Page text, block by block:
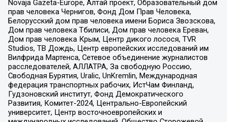
Novaja Gazeta-Europe, Алтай проект, Образовательный дом
прав человека Чернигов, Фонд Дом Прав Человека,
Белорусский дом прав человека имени Бориса Звозскова,
Дом прав человека Тбилиси, Дом прав человека Ереван,
Дом прав человека Крым, Центр дикого лосося, TVR
Studios, ТВ Дождь, Центр европейских исследований им
Вилфрида Мартенса, Сетевое объединение журналистов
расследователей, АЛЛАТРА, За свободную Россию,
Свободная Бурятия, Uralic, UnKremlin, Международная
федерация транспортных рабочих, ИстЧам Финланд,
Гудзоновский институт, Фонд Демократического
Развития, Комитет-2024, Центрально-Европейский
университет, Центр восточноевропейских и